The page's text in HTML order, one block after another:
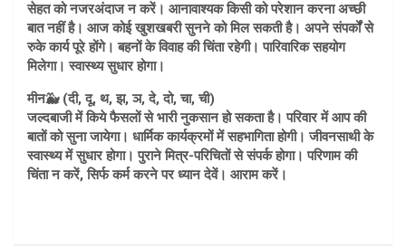
सेहत को नजरअंदाज न करें। आनावाश्यक किसी को परेशान करना अच्छी
बात नहीं है। आज कोई खुशखबरी सुनने को मिल सकती है। अपने संपर्कों से
रुके कार्य पूरे होंगे। बहनों के विवाह की चिंता रहेगी। पारिवारिक सहयोग
मिलेगा। स्वास्थ्य सुधार होगा।
मीन🐳 (दी, दू, थ, झ, ञ, दे, दो, चा, ची)
जल्दबाजी में किये फैसलों से भारी नुकसान हो सकता है। परिवार में आप की
बातों को सुना जायेगा। धार्मिक कार्यक्रमों में सहभागिता होगी। जीवनसाथी के
स्वास्थ्य में सुधार होगा। पुराने मित्र-परिचितों से संपर्क होगा। परिणाम की
चिंता न करें, सिर्फ कर्म करने पर ध्यान देवें। आराम करें।